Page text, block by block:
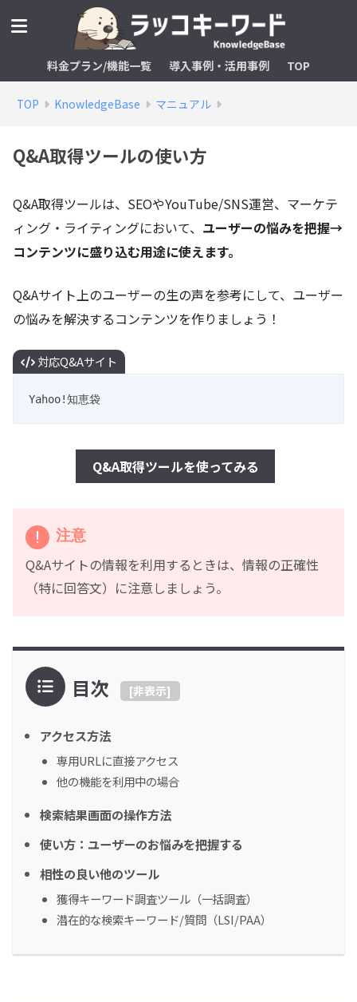
料金プラン/機能一覧 導入事例・活用事例 TOP
TOP KnowledgeBase マニュアル
Q&A取得ツールの使い方
Q&A取得ツールは、SEOやYouTube/SNS運営、マーケテ
ィング・ライティングにおいて、 ユーザーの悩みを把握→
コンテンツに盛り込む用途に使えます。
Q&Aサイト上のユーザーの生の声を参考にして、ユーザー
の悩みを解決するコンテンツを作りましょう！
対応Q&Aサイト
Yahoo!知恵袋
Q&A取得ツールを使ってみる
注意
Q&Aサイトの情報を利用するときは、情報の正確性
（特に回答文）に注意しましょう。
目次 [非表示]
アクセス方法
専用URLに直接アクセス
他の機能を利用中の場合
検索結果画面の操作方法
使い方：ユーザーのお悩みを把握する
相性の良い他のツール
獲得キーワード調査ツール（一括調査）
潜在的な検索キーワード/質問（LSI/PAA）